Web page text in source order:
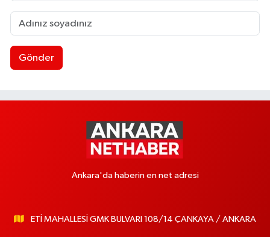
Gönder
Ankara'da haberin en net adresi
ETİ MAHALLESİ GMK BULVARI 108/14 ÇANKAYA / ANKARA